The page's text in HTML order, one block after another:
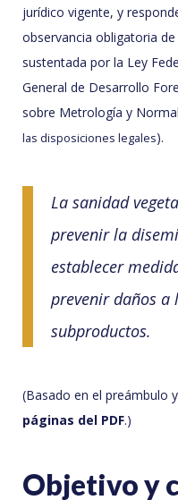
jurídico vigente, y
observancia obligatoria
sustentada por la Ley
General de Desarrollo
sobre Metrología y
las disposiciones legales).
La sanidad
prevenir la
establecer
prevenir daños a
subproductos.
(Basado en el preámbulo
páginas del PDF.)
Objetivo y